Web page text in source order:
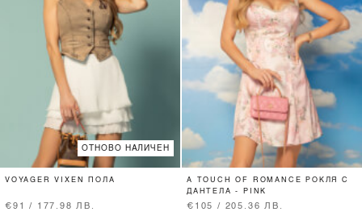
ОТНОВО НАЛИЧЕН
VOYAGER VIXEN ПОЛА
€91 / 177.98 ЛВ.
A TOUCH OF ROMANCE РОКЛЯ С
ДАНТЕЛА - PINK
€105 / 205.36 ЛВ.